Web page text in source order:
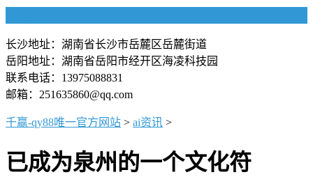
长沙地址：湖南省长沙市岳麓区岳麓街道
岳阳地址：湖南省岳阳市经开区海凌科技园
联系电话：13975088831
邮箱：251635860@qq.com
千赢-qy88唯一官方网站 > ai资讯 >
已成为泉州的一个文化符